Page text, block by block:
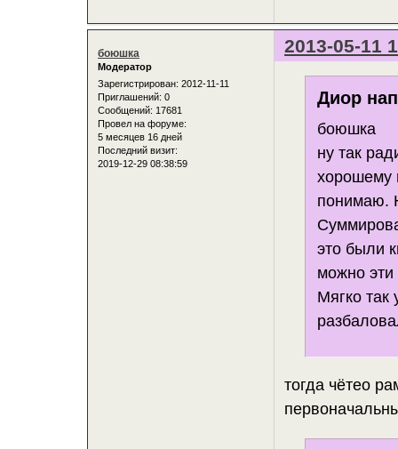
2013-05-11
боюшка
Модератор
Зарегистрирован: 2012-11-11
Приглашений: 0
Сообщений: 17681
Провел на форуме:
5 месяцев 16 дней
Последний визит:
2019-12-29 08:38:59
Диор
боюшка
ну так
хорошему
понимаю.
это были
можно эти
Мягко так
тогда чётео